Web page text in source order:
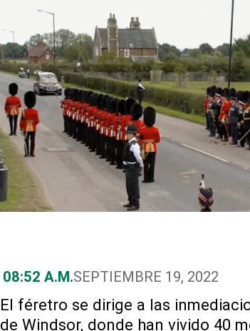
08:52 A.M.SEPTIEMBRE 19, 2022
El féretro se dirige a las
de Windsor, donde han vivido 40